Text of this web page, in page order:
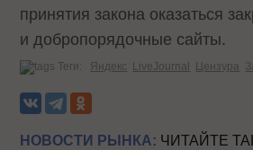
принятия закона оказаться
и добропорядочные сайты.
Теги: Яндекс LiveJournal Цензура
НОВОСТИ РЫНКА: ЧИТАЙТЕ